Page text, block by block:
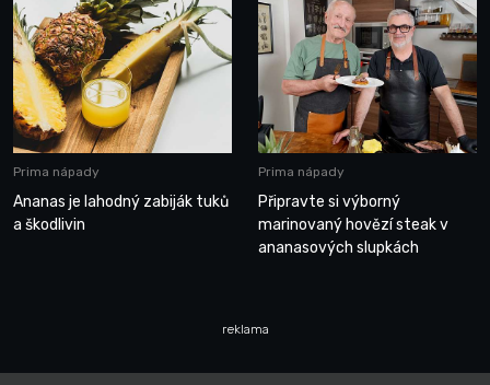
Prima nápady
Ananas je lahodný zabiják tuků
a škodlivin
Prima nápady
Připravte si výborný
marinovaný hovězí steak v
ananasových slupkách
reklama